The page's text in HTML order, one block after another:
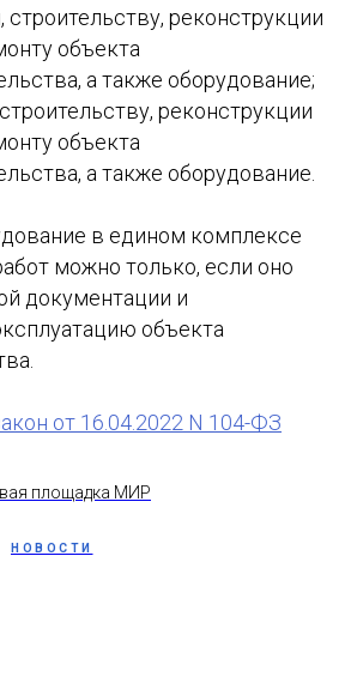
строительству, реконструкции
объекта
а также оборудование;
реконструкции
объекта
а также оборудование.
в едином комплексе
можно только, если оно
документации и
объекта
от 16.04.2022 N 104-ФЗ
площадка МИР
НОВОСТИ